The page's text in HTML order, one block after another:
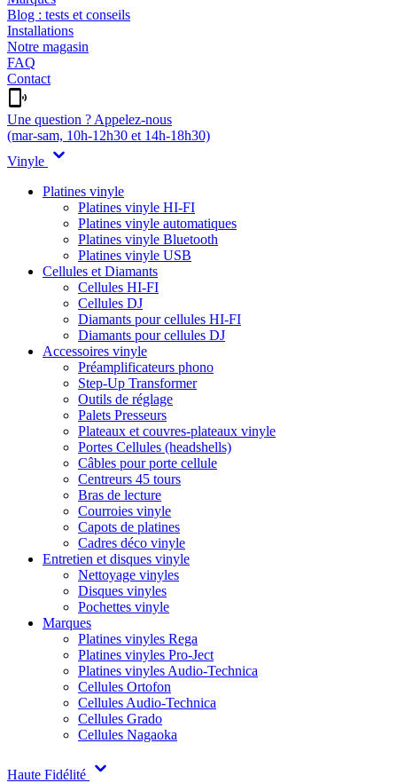
Blog : tests et conseils
Installations
Notre magasin
FAQ
Contact
Une question ? Appelez-nous
(mar-sam, 10h-12h30 et 14h-18h30)
Vinyle
Platines vinyle
Platines vinyle HI-FI
Platines vinyle automatiques
Platines vinyle Bluetooth
Platines vinyle USB
Cellules et Diamants
Cellules HI-FI
Cellules DJ
Diamants pour cellules HI-FI
Diamants pour cellules DJ
Accessoires vinyle
Préamplificateurs phono
Step-Up Transformer
Outils de réglage
Palets Presseurs
Plateaux et couvres-plateaux vinyle
Portes Cellules (headshells)
Câbles pour porte cellule
Centreurs 45 tours
Bras de lecture
Courroies vinyle
Capots de platines
Cadres déco vinyle
Entretien et disques vinyle
Nettoyage vinyles
Disques vinyles
Pochettes vinyle
Marques
Platines vinyles Rega
Platines vinyles Pro-Ject
Platines vinyles Audio-Technica
Cellules Ortofon
Cellules Audio-Technica
Cellules Grado
Cellules Nagaoka
Haute Fidélité